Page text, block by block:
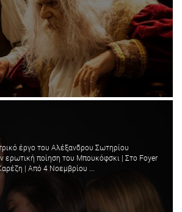
έργο του Αλέξανδρου Σωτηρίου
ερωτική ποίηση του Μπουκόφσκι | Στο Foyer
| Από 4 Νοεμβρίου ...